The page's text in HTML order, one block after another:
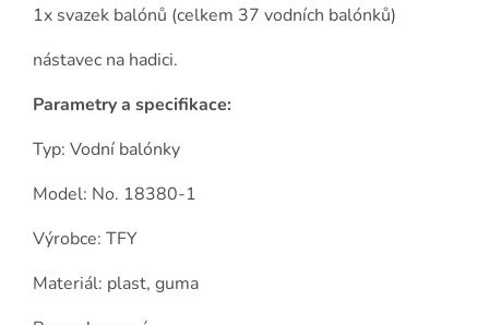
1x svazek balónů (celkem 37 vodních balónků)
nástavec na hadici.
Parametry a specifikace:
Typ: Vodní balónky
Model: No. 18380-1
Výrobce: TFY
Materiál: plast, guma